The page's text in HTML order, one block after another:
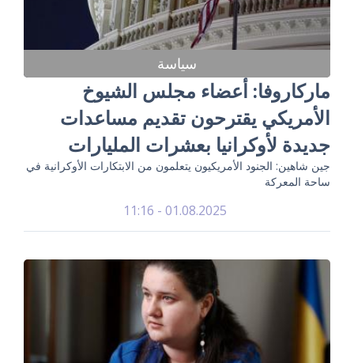
سياسة
ماركاروفا: أعضاء مجلس الشيوخ
الأمريكي يقترحون تقديم مساعدات
جديدة لأوكرانيا بعشرات المليارات
جين شاهين: الجنود الأمريكيون يتعلمون من الابتكارات الأوكرانية في
ساحة المعركة
01.08.2025 - 11:16